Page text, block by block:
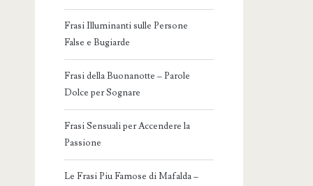
Frasi Illuminanti sulle Persone
False e Bugiarde
Frasi della Buonanotte – Parole
Dolce per Sognare
Frasi Sensuali per Accendere la
Passione
Le Frasi Piu Famose di Mafalda –